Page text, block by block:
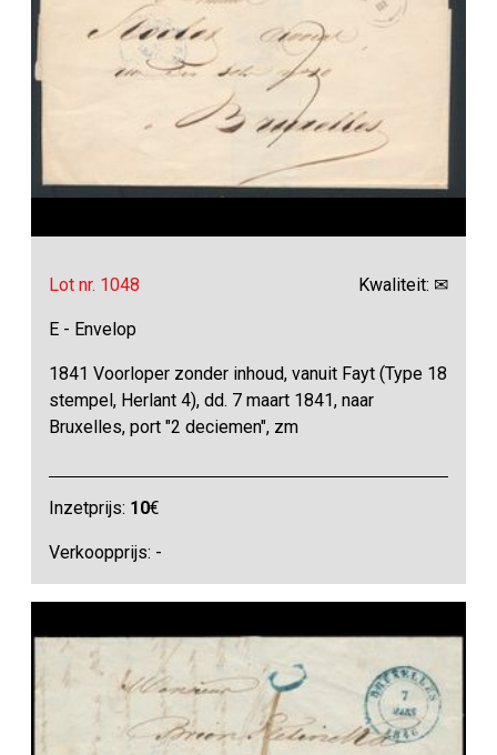
Lot nr. 1048 Kwaliteit: ✉
E - Envelop
1841 Voorloper zonder inhoud, vanuit Fayt (Type 18
stempel, Herlant 4), dd. 7 maart 1841, naar
Bruxelles, port "2 deciemen", zm
Inzetprijs: 10€
Verkoopprijs: -